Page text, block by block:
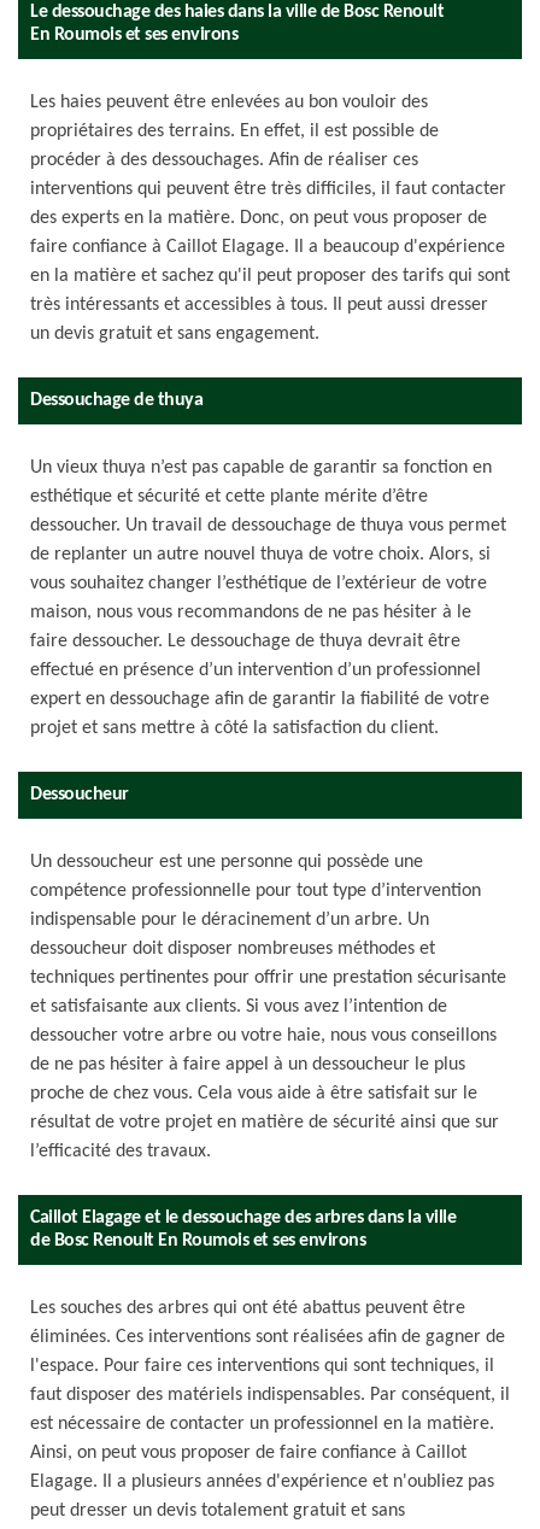
Le dessouchage des haies dans la ville de Bosc Renoult
En Roumois et ses environs
Les haies peuvent être enlevées au bon vouloir des
propriétaires des terrains. En effet, il est possible de
procéder à des dessouchages. Afin de réaliser ces
interventions qui peuvent être très difficiles, il faut contacter
des experts en la matière. Donc, on peut vous proposer de
faire confiance à Caillot Elagage. Il a beaucoup d'expérience
en la matière et sachez qu'il peut proposer des tarifs qui sont
très intéressants et accessibles à tous. Il peut aussi dresser
un devis gratuit et sans engagement.
Dessouchage de thuya
Un vieux thuya n’est pas capable de garantir sa fonction en
esthétique et sécurité et cette plante mérite d’être
dessoucher. Un travail de dessouchage de thuya vous permet
de replanter un autre nouvel thuya de votre choix. Alors, si
vous souhaitez changer l’esthétique de l’extérieur de votre
maison, nous vous recommandons de ne pas hésiter à le
faire dessoucher. Le dessouchage de thuya devrait être
effectué en présence d’un intervention d’un professionnel
expert en dessouchage afin de garantir la fiabilité de votre
projet et sans mettre à côté la satisfaction du client.
Dessoucheur
Un dessoucheur est une personne qui possède une
compétence professionnelle pour tout type d’intervention
indispensable pour le déracinement d’un arbre. Un
dessoucheur doit disposer nombreuses méthodes et
techniques pertinentes pour offrir une prestation sécurisante
et satisfaisante aux clients. Si vous avez l’intention de
dessoucher votre arbre ou votre haie, nous vous conseillons
de ne pas hésiter à faire appel à un dessoucheur le plus
proche de chez vous. Cela vous aide à être satisfait sur le
résultat de votre projet en matière de sécurité ainsi que sur
l’efficacité des travaux.
Caillot Elagage et le dessouchage des arbres dans la ville
de Bosc Renoult En Roumois et ses environs
Les souches des arbres qui ont été abattus peuvent être
éliminées. Ces interventions sont réalisées afin de gagner de
l'espace. Pour faire ces interventions qui sont techniques, il
faut disposer des matériels indispensables. Par conséquent, il
est nécessaire de contacter un professionnel en la matière.
Ainsi, on peut vous proposer de faire confiance à Caillot
Elagage. Il a plusieurs années d'expérience et n'oubliez pas
peut dresser un devis totalement gratuit et sans